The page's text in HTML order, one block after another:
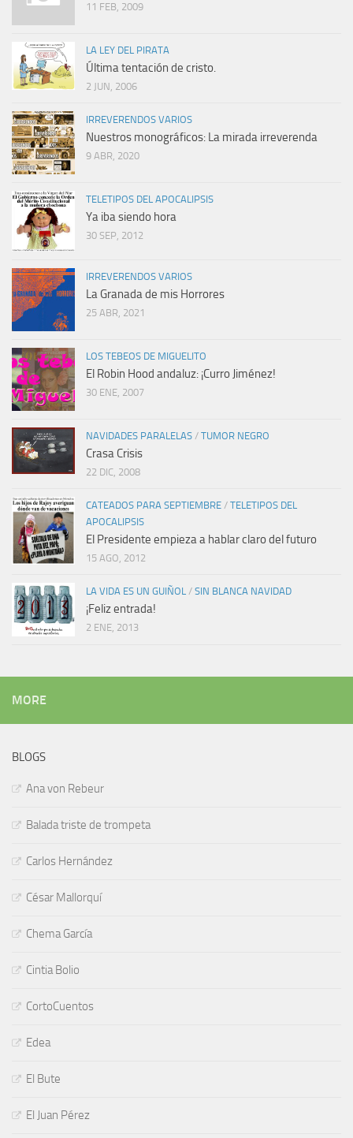
11 FEB, 2009
LA LEY DEL PIRATA
Última tentación de cristo.
2 JUN, 2006
IRREVERENDOS VARIOS
Nuestros monográficos: La mirada irreverenda
9 ABR, 2020
TELETIPOS DEL APOCALIPSIS
Ya iba siendo hora
30 SEP, 2012
IRREVERENDOS VARIOS
La Granada de mis Horrores
25 ABR, 2021
LOS TEBEOS DE MIGUELITO
El Robin Hood andaluz: ¡Curro Jiménez!
30 ENE, 2007
NAVIDADES PARALELAS / TUMOR NEGRO
Crasa Crisis
22 DIC, 2008
CATEADOS PARA SEPTIEMBRE / TELETIPOS DEL
APOCALIPSIS
El Presidente empieza a hablar claro del futuro
15 AGO, 2012
LA VIDA ES UN GUIÑOL / SIN BLANCA NAVIDAD
¡Feliz entrada!
2 ENE, 2013
MORE
BLOGS
Ana von Rebeur
Balada triste de trompeta
Carlos Hernández
César Mallorquí
Chema García
Cintia Bolio
CortoCuentos
Edea
El Bute
El Juan Pérez